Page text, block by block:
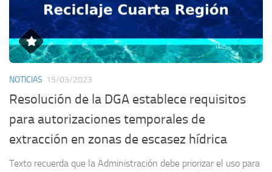
NOTICIAS 15/03/2023
Resolución de la DGA establece requisitos
para autorizaciones temporales de
extracción en zonas de escasez hídrica
Texto recuerda que la Administración debe priorizar el uso para